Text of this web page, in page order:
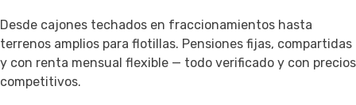
Desde cajones techados en fraccionamientos hasta
terrenos amplios para flotillas. Pensiones fijas, compartidas
y con renta mensual flexible — todo verificado y con precios
competitivos.